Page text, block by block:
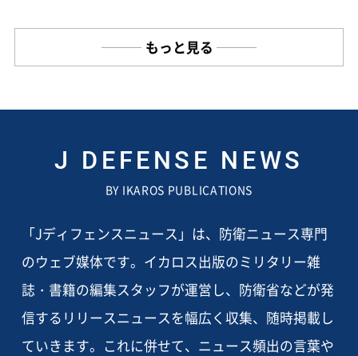
もっと見る
J DEFENSE NEWS
BY IKAROS PUBLICATIONS
「Jディフェンスニュース」は、防衛ニュース専門
のウェブ媒体です。イカロス出版のミリタリー雑
誌・書籍の編集スタッフが運営し、防衛省などが発
信するリリースニュースを幅広く収集、随時掲載し
ていきます。これに併せて、ニュース頻出の言葉や